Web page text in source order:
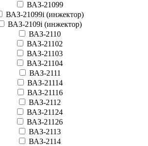
ВАЗ-21099
ВАЗ-21099i (инжектор)
ВАЗ-2109i (инжектор)
ВАЗ-2110
ВАЗ-21102
ВАЗ-21103
ВАЗ-21104
ВАЗ-2111
ВАЗ-21114
ВАЗ-21116
ВАЗ-2112
ВАЗ-21124
ВАЗ-21126
ВАЗ-2113
ВАЗ-2114